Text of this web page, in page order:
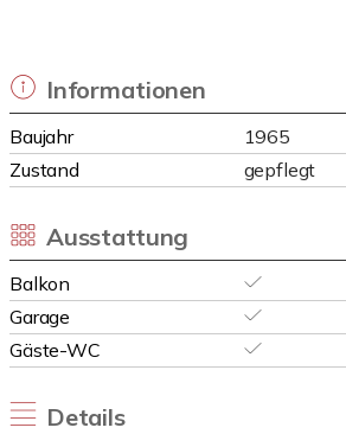
Informationen
Baujahr 1965
Zustand
gepflegt
Ausstattung
Balkon
Garage
Gäste-WC
Details